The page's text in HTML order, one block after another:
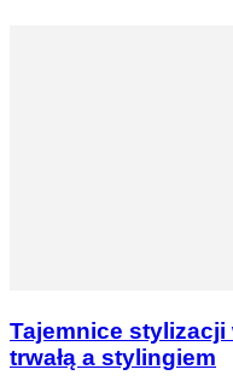
Tajemnice stylizacji
trwałą a stylingiem